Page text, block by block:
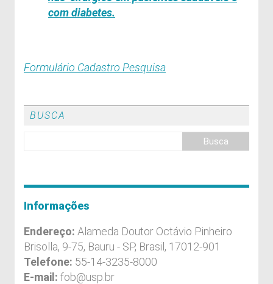
com diabetes.
Formulário Cadastro Pesquisa
BUSCA
Informações
Endereço: Alameda Doutor Octávio Pinheiro
Brisolla, 9-75, Bauru - SP, Brasil, 17012-901
Telefone: 55-14-3235-8000
E-mail: fob@usp.br